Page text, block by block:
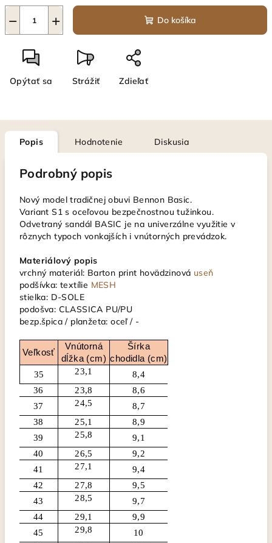
+
− Do košíka
Opýtať sa Strážiť Zdieľať
Popis Hodnotenie Diskusia
Podrobný popis
Nový model tradičnej obuvi Bennon Basic.
Variant S1 s oceľovou bezpečnostnou tužinkou.
Odvetraný sandál BASIC je na univerzálne využitie v
rôznych typoch vonkajších i vnútorných prevádzok.
Materiálový popis
vrchný materiál: Barton print hovädzinová useň
podšívka: textílie MESH
stielka: D-SOLE
podošva: CLASSICA PU/PU
bezp.špica / planžeta: oceľ / -
Veľkosť
Vnútorná
dĺžka (cm)
Šírka
chodidla (cm)
35 23,1
8,4
36
23,8
8,6
37
24,5
8,7
38
25,1
8,9
39
25,8
9,1
40
26,5
9,2
41
27,1
9,4
42
27,8
9,5
43
28,5
9,7
44
29,1
9,9
45
29,8
10